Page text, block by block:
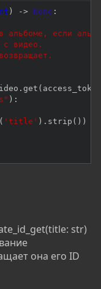
) -> None :
альбоме, если
с видео.
. get ( access_token
) :
( 'title' ) . strip ( ) )
str)
она его ID